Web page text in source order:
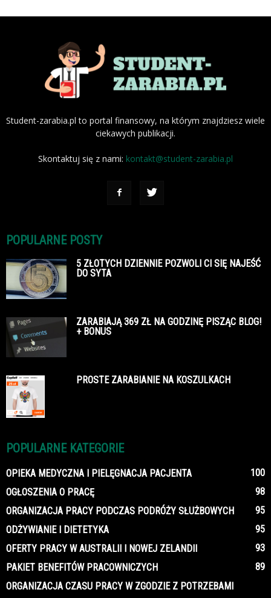
Student-zarabia.pl to portal finansowy, na którym znajdziesz wiele
ciekawych publikacji.
Skontaktuj się z nami: kontakt@student-zarabia.pl
POPULARNE POSTY
5 ZŁOTYCH DZIENNIE POZWOLI CI SIĘ NAJEŚĆ
DO SYTA
ZARABIAJĄ 369 ZŁ NA GODZINĘ PISZĄC BLOG!
+ BONUS
PROSTE ZARABIANIE NA KOSZULKACH
POPULARNE KATEGORIE
OPIEKA MEDYCZNA I PIELĘGNACJA PACJENTA
100
OGŁOSZENIA O PRACĘ
98
ORGANIZACJA PRACY PODCZAS PODRÓŻY SŁUŻBOWYCH
95
ODŻYWIANIE I DIETETYKA
95
OFERTY PRACY W AUSTRALII I NOWEJ ZELANDII
93
PAKIET BENEFITÓW PRACOWNICZYCH
89
ORGANIZACJA CZASU PRACY W ZGODZIE Z POTRZEBAMI